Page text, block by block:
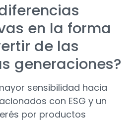
en la forma
de las
generaciones?
sensibilidad hacia
con ESG y un
por productos